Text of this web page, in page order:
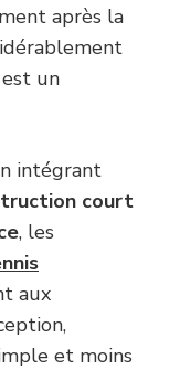
après la
un
intégrant
court
, les
aux
et moins